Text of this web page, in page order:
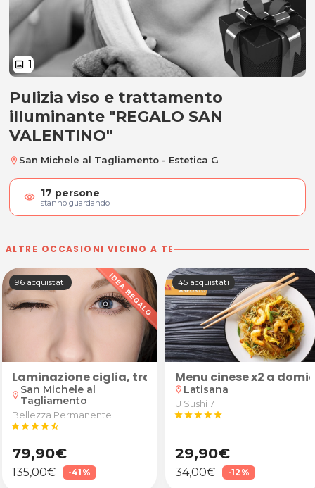
image 1
Pulizia viso e trattamento
Pulizia viso e trattamento
illuminante "REGALO SAN
VALENTINO"
location_on San Michele al Tagliamento - Estetica G
visibility 17 persone
stanno guardando
ALTRE OCCASIONI VICINO A TE
96 acquistati
Laminazione ciglia, trattamento rigenerante e
location_on San Michele al
Tagliamento
Bellezza Permanente
starstarstarstarstar_half
79,90€
135,00€ -41%
45 acquistati
Menu cinese x2 a
location_on Latisana
U Sushi 7
starstarstarstarstar
29,90€
34,00€ -12%